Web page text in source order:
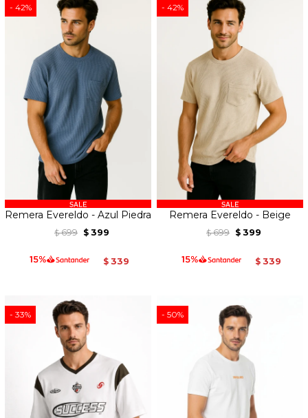
42
Remera Evereldo - Azul Piedra
$ 699 $ 399
$ 339
42
Remera Evereldo - Beige
$ 699 $ 399
$ 339
33 50